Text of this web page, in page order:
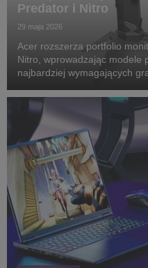
Predator i Nitro
29 maja 2026
Acer rozszerza portfolio
Nitro, wprowadzając modele
najbardziej wymagających
konfiguracjach. Nowa linia